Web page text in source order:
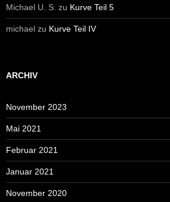
Michael U. S. zu Kurve Teil 5
michael zu Kurve Teil IV
ARCHIV
November 2023
Mai 2021
Februar 2021
Januar 2021
November 2020